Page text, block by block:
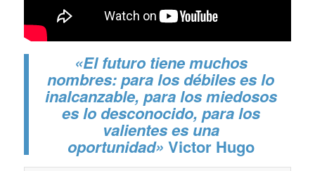
«El futuro tiene muchos
nombres: para los débiles es lo
inalcanzable, para los miedosos
es lo desconocido, para los
valientes es una
oportunidad» Victor Hugo